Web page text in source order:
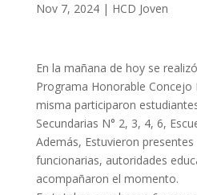
Nov 7, 2024| HCD Joven
En la mañana de hoy se
Programa Honorable Concejo
misma participaron
Secundarias N° 2, 3, 4, 6,
Además, Estuvieron
funcionarias, autoridades
acompañaron el momento.